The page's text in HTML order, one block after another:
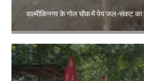
वाल्मीकिनगर के गोल चौक में पेय जल-संकट